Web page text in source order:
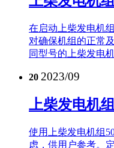
在启动上柴发电机
对确保机组的正常
同型号的上柴发电
20 2023/09
上柴发电机
使用上柴发电机组
虑，供用户参考。